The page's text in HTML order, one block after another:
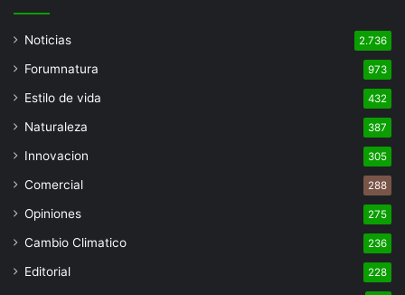
Noticias 2.736
Forumnatura 973
Estilo de vida 432
Naturaleza 387
Innovacion 305
Comercial 288
Opiniones 275
Cambio Climatico 236
Editorial 228